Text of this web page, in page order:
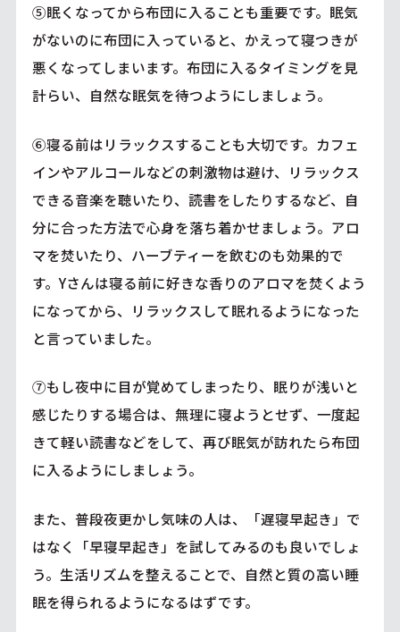
⑤眠くなってから布団に入ることも重要です。眠気
がないのに布団に入っていると、かえって寝つきが
悪くなってしまいます。布団に入るタイミングを見
計らい、自然な眠気を待つようにしましょう。
⑥寝る前はリラックスすることも大切です。カフェ
インやアルコールなどの刺激物は避け、リラックス
できる音楽を聴いたり、読書をしたりするなど、自
分に合った方法で心身を落ち着かせましょう。アロ
マを焚いたり、ハーブティーを飲むのも効果的で
す。Yさんは寝る前に好きな香りのアロマを焚くよう
になってから、リラックスして眠れるようになった
と言っていました。
⑦もし夜中に目が覚めてしまったり、眠りが浅いと
感じたりする場合は、無理に寝ようとせず、一度起
きて軽い読書などをして、再び眠気が訪れたら布団
に入るようにしましょう。
また、普段夜更かし気味の人は、「遅寝早起き」で
はなく「早寝早起き」を試してみるのも良いでしょ
う。生活リズムを整えることで、自然と質の高い睡
眠を得られるようになるはずです。